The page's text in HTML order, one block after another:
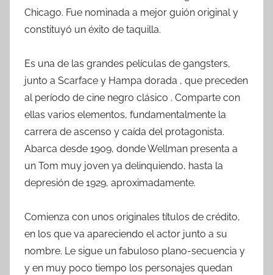
Chicago. Fue nominada a mejor guión original y
constituyó un éxito de taquilla.
Es una de las grandes películas de gangsters,
junto a Scarface y Hampa dorada , que preceden
al período de cine negro clásico . Comparte con
ellas varios elementos, fundamentalmente la
carrera de ascenso y caída del protagonista.
Abarca desde 1909, donde Wellman presenta a
un Tom muy joven ya delinquiendo, hasta la
depresión de 1929, aproximadamente.
Comienza con unos originales títulos de crédito,
en los que va apareciendo el actor junto a su
nombre. Le sigue un fabuloso plano-secuencia y
y en muy poco tiempo los personajes quedan